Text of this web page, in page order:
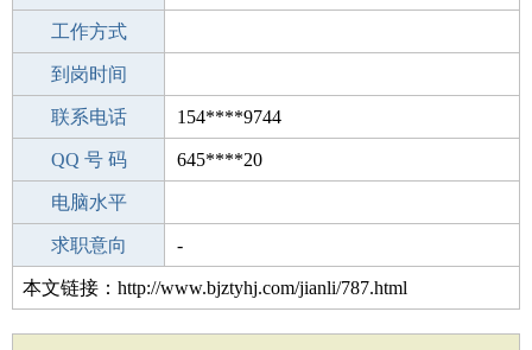
工作经验
工作方式
驾 照
到岗时间
期望月薪
联系电话 154****9744
手机号码 154****9744
QQ 号 码 645****20
微信号码
电脑水平
外语水平
求职意向 -
本文链接：http://www.bjztyhj.com/jianli/787.html